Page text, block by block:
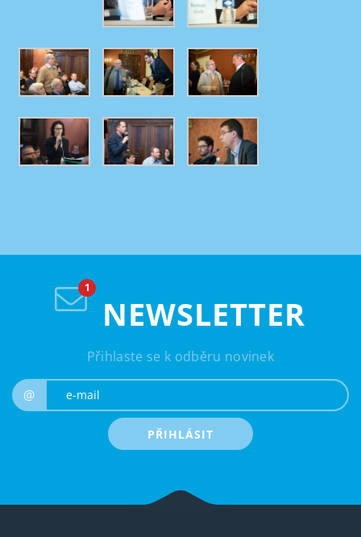
NEWSLETTER
Přihlaste se k odběru novinek
@
PŘIHLÁSIT